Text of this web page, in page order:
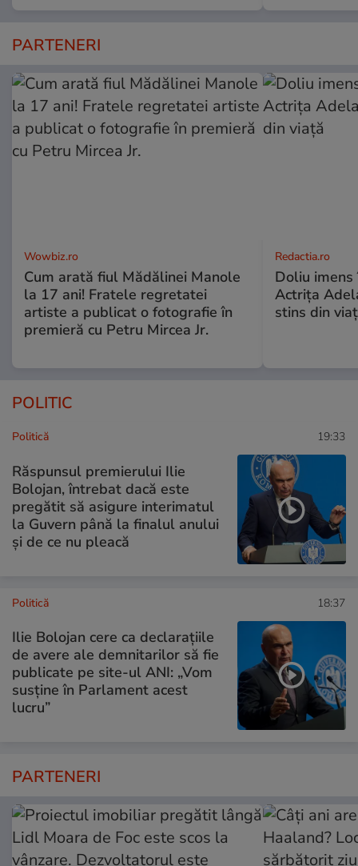
PARTENERI
Wowbiz.ro
Cum arată fiul Mădălinei Manole
la 17 ani! Fratele regretatei
artiste a publicat o fotografie în
premieră cu Petru Mircea Jr.
Redactia.ro
Doliu
Actrița
stins din
POLITIC
Politică 19:33
Răspunsul premierului Ilie
Bolojan, întrebat dacă este
pregătit să asigure interimatul
la Guvern până la finalul anului
și de ce nu pleacă
Politică 18:37
Ilie Bolojan cere ca declarațiile
de avere ale demnitarilor să fie
publicate pe site-ul ANI: „Vom
susține în Parlament acest
lucru”
PARTENERI